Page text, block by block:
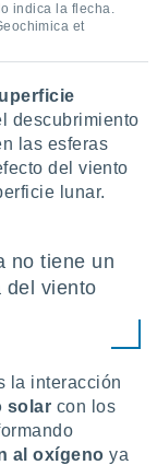
indica la flecha.
et
descubrimiento
las esferas
del viento
lunar.
no tiene un
del viento
la interacción
solar con los
al oxígenoya